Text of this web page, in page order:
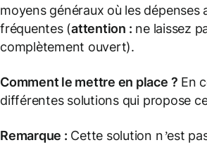
moyens généraux où les dépenses
fréquentes (attention : ne laissez
complètement ouvert).
Comment le mettre en place ? En
différentes solutions qui propose
Remarque : Cette solution n’est